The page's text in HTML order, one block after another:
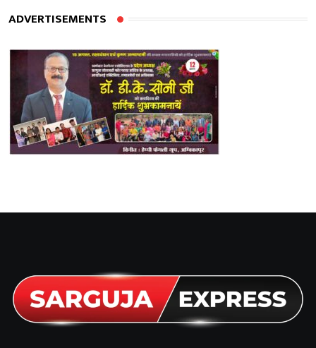
ADVERTISEMENTS